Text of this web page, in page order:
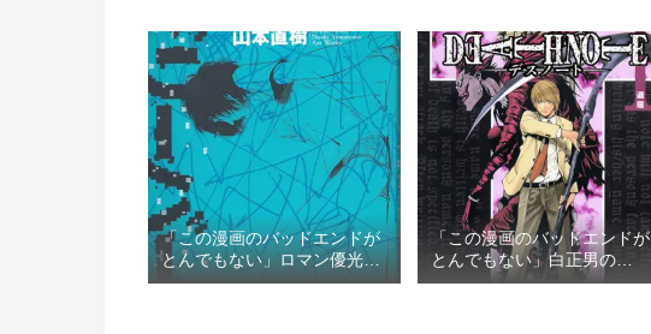
「この漫画のバッドエンドが
とんでもない」ロマン優光の
TOP3
「この漫画のバッドエンドが
とんでもない」白正男の
TOP3